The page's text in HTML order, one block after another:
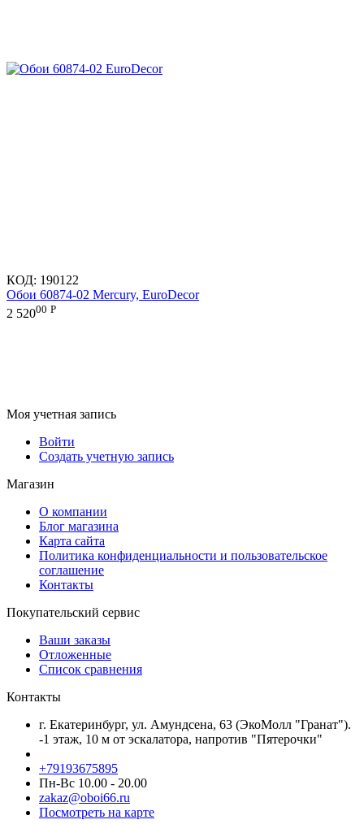
КОД: 190122
Обои 60874-02 Mercury, EuroDecor
2 52000 Р
Моя учетная запись
Войти
Создать учетную запись
Магазин
О компании
Блог магазина
Карта сайта
Политика конфиденциальности и пользовательское
соглашение
Контакты
Покупательский сервис
Ваши заказы
Отложенные
Список сравнения
Контакты
г. Екатеринбург, ул. Амундсена, 63 (ЭкоМолл "Гранат").
-1 этаж, 10 м от эскалатора, напротив "Пятерочки"
+79193675895
Пн-Вс 10.00 - 20.00
zakaz@oboi66.ru
Посмотреть на карте